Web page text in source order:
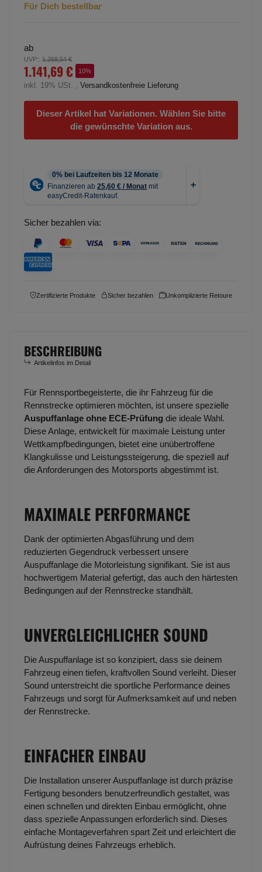
Für Dich bestellbar
ab
UVP:: 1.268,54 €
1.141,69 € 10%
inkl. 19% USt. , Versandkostenfreie Lieferung
Dieser Artikel hat Variationen. Wählen Sie bitte
die gewünschte Variation aus.
Sicher bezahlen via:
Zertifizierte Produkte Sicher bezahlen Unkomplizierte Retoure
BESCHREIBUNG
Artikelinfos im Detail
Für Rennsportbegeisterte, die ihr Fahrzeug für die
Rennstrecke optimieren möchten, ist unsere spezielle
Auspuffanlage ohne ECE-Prüfung die ideale Wahl.
Diese Anlage, entwickelt für maximale Leistung unter
Wettkampfbedingungen, bietet eine unübertroffene
Klangkulisse und Leistungssteigerung, die speziell auf
die Anforderungen des Motorsports abgestimmt ist.
MAXIMALE PERFORMANCE
Dank der optimierten Abgasführung und dem
reduzierten Gegendruck verbessert unsere
Auspuffanlage die Motorleistung signifikant. Sie ist aus
hochwertigem Material gefertigt, das auch den härtesten
Bedingungen auf der Rennstrecke standhält.
UNVERGLEICHLICHER SOUND
Die Auspuffanlage ist so konzipiert, dass sie deinem
Fahrzeug einen tiefen, kraftvollen Sound verleiht. Dieser
Sound unterstreicht die sportliche Performance deines
Fahrzeugs und sorgt für Aufmerksamkeit auf und neben
der Rennstrecke.
EINFACHER EINBAU
Die Installation unserer Auspuffanlage ist durch präzise
Fertigung besonders benutzerfreundlich gestaltet, was
einen schnellen und direkten Einbau ermöglicht, ohne
dass spezielle Anpassungen erforderlich sind. Dieses
einfache Montageverfahren spart Zeit und erleichtert die
Aufrüstung deines Fahrzeugs erheblich.